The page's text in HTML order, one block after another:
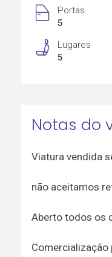
Portas
5
Lugares
5
Notas do
Viatura vendida
não aceitamos
Aberto todos os
Comercialização